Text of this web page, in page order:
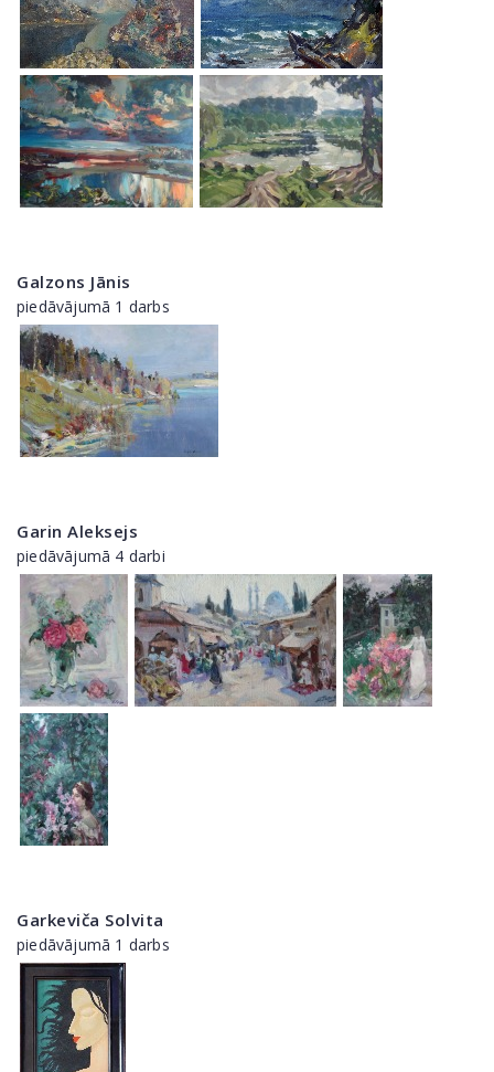
Galzons Jānis
piedāvājumā 1 darbs
Garin Aleksejs
piedāvājumā 4 darbi
Garkeviča Solvita
piedāvājumā 1 darbs